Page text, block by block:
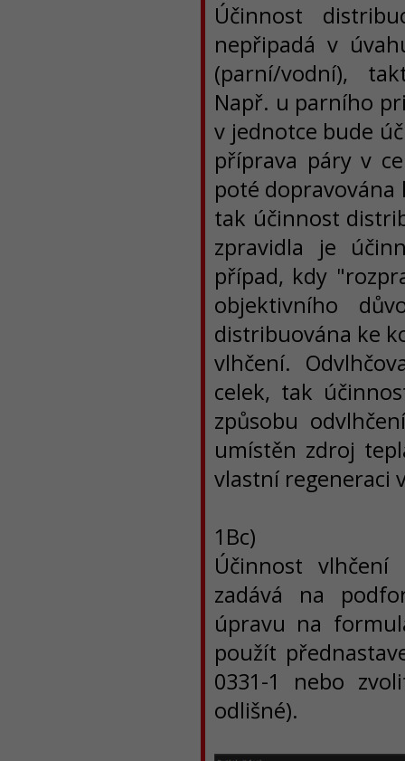
Účinnost
nepřipadá v
(parní/vodní),
Např. u parního
v jednotce bude
příprava páry v
poté
tak účinnost
zpravidla je
případ, kdy
objektivního
distribuována ke
vlhčení.
celek, tak
způsobu
umístěn zdroj
vlastní regeneraci
1Bc)
Účinnost
zadává na
úpravu na
použít
0331-1 nebo
odlišné).